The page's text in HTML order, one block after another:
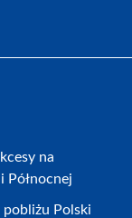
na
Północnej
Polski